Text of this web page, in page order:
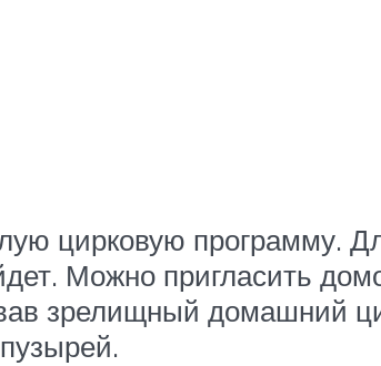
цирковую программу.
Можно пригласить
зрелищный домашний